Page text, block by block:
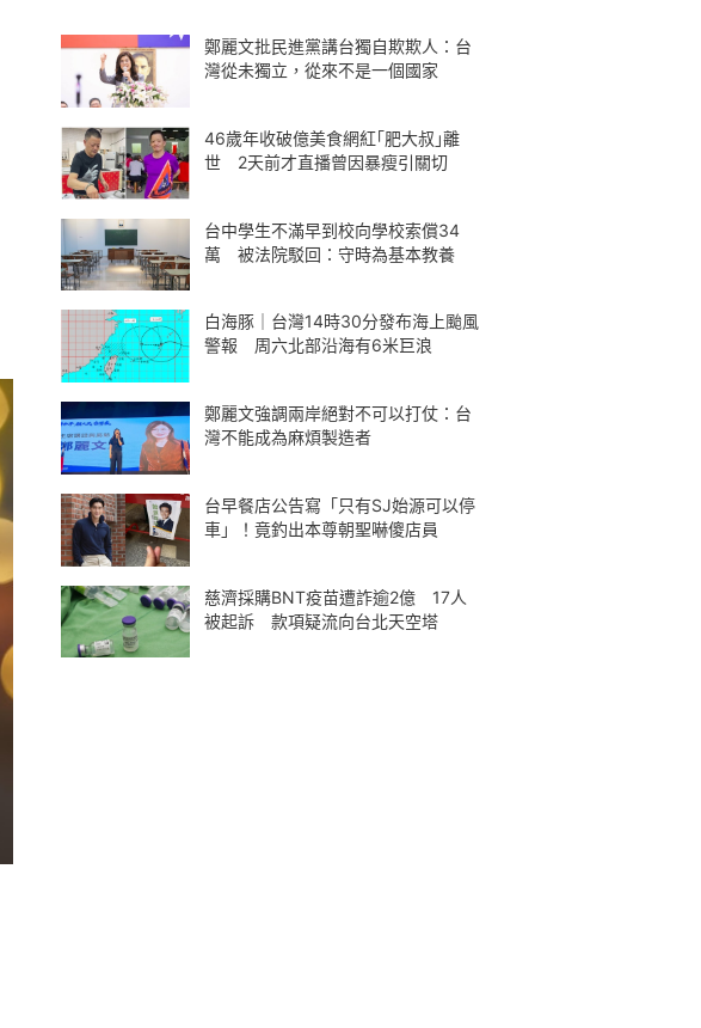
鄭麗文批民進黨講台獨自欺欺人：台
灣從未獨立，從來不是一個國家
46歲年收破億美食網紅｢肥大叔｣離
世 2天前才直播曾因暴瘦引關切
台中學生不滿早到校向學校索償34
萬 被法院駁回：守時為基本教養
白海豚｜台灣14時30分發布海上颱風
警報 周六北部沿海有6米巨浪
鄭麗文強調兩岸絕對不可以打仗：台
灣不能成為麻煩製造者
台早餐店公告寫「只有SJ始源可以停
車」！竟釣出本尊朝聖嚇傻店員
慈濟採購BNT疫苗遭詐逾2億 17人
被起訴 款項疑流向台北天空塔